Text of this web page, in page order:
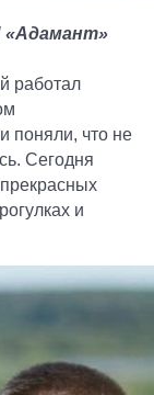
«Адамант»
работал
поняли, что не
Сегодня
и